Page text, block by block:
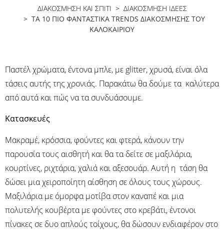
ΔΙΑΚΟΣΜΗΣΗ ΚΑΙ ΣΠΙΤΙ > ΔΙΑΚΌΣΜΗΣΗ ΙΔΈΕΣ
> ΤΑ 10 ΠΙΟ ΦΑΝΤΑΣΤΙΚΆ TRENDS ΔΙΑΚΌΣΜΗΣΗΣ ΤΟΥ
ΚΑΛΟΚΑΙΡΙΟΎ
Παστέλ χρώματα, έντονα μπλε, με glitter, χρυσά, είναι όλα
τάσεις αυτής της χρονιάς. Παρακάτω θα δούμε τα καλύτερα
από αυτά και πώς να τα συνδυάσουμε.
Κατασκευές
Μακραμέ, κρόσσια, φούντες και φτερά, κάνουν την
παρουσία τους αισθητή και θα τα δείτε σε μαξιλάρια,
κουρτίνες, ριχτάρια, χαλιά και αξεσουάρ. Αυτή η τάση θα
δώσει μια χειροποίητη αίσθηση σε όλους τους χώρους.
Μαξιλάρια με όμορφα μοτίβα στον καναπέ και μια
πολυτελής κουβέρτα με φούντες στο κρεβάτι, έντονοι
πίνακες σε δυο απλούς τοίχους, θα δώσουν ενδιαφέρον στο